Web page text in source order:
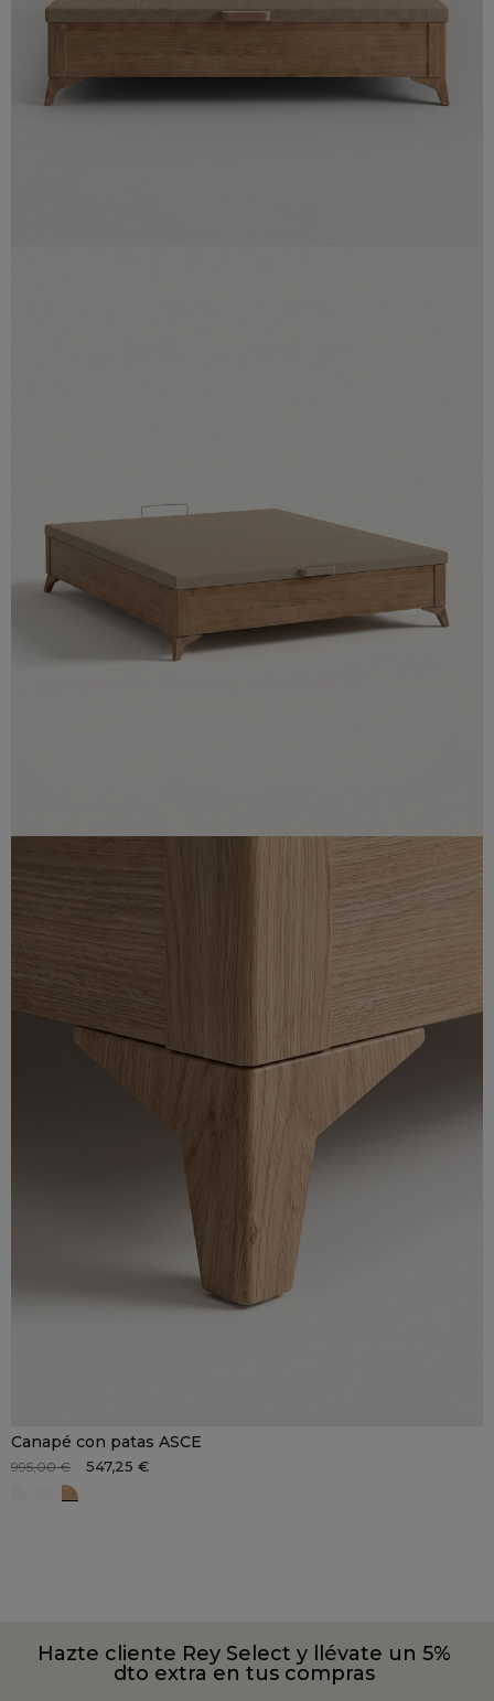
Canapé con patas ASCE
995,00 € 547,25 €
Blanco poro
Blanco liso
Hazte cliente Rey Select y llévate un 5%
dto extra en tus compras